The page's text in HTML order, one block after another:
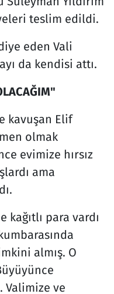
teslim edildi.
eden Vali
da kendisi attı.
kavuşan Elif
olmak
evimize hırsız
ama
kağıtlı para vardı
almış. O
Valimize ve